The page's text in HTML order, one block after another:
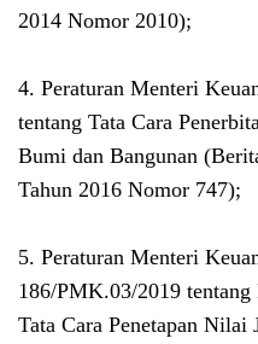
2014 Nomor 2010);
4. Peraturan Menteri
tentang Tata Cara
Bumi dan Bangunan
Tahun 2016 Nomor 747);
5. Peraturan Menteri
186/PMK.03/2019
Tata Cara Penetapan